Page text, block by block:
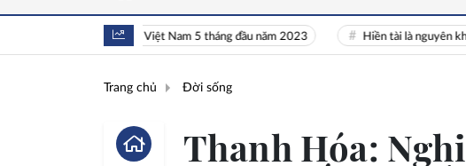
Toàn cảnh kinh tế Việt Nam 5 tháng đầu năm 2023 Hiền tài là nguyên khí Quốc
Trang chủ Đời sống
Thanh Hóa: